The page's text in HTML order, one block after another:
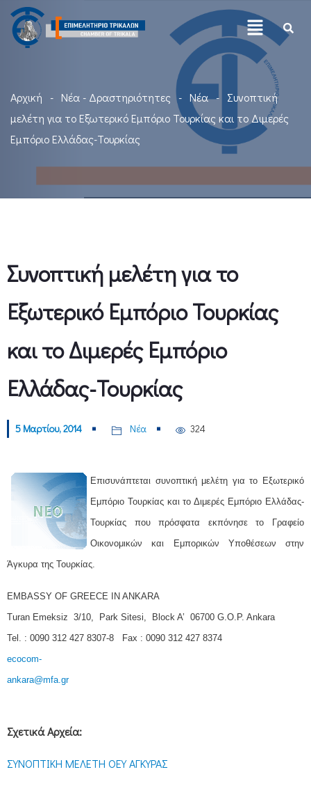
Αρχική Νέα - Δραστηριότητες Νέα
Συνοπτική
μελέτη για το Εξωτερικό Εμπόριο Τουρκίας και το Διμερές
Εμπόριο Ελλάδας-Τουρκίας
Συνοπτική μελέτη για το
Εξωτερικό Εμπόριο Τουρκίας
και το Διμερές Εμπόριο
Ελλάδας-Τουρκίας
5 Μαρτίου, 2014 Νέα 324
Επισυνάπτεται συνοπτική μελέτη για το Εξωτερικό
Εμπόριο Τουρκίας και το Διμερές Εμπόριο Ελλάδας-
Τουρκίας που πρόσφατα εκπόνησε το Γραφείο
Οικονομικών και Εμπορικών Υποθέσεων στην
Άγκυρα της Τουρκίας.
EMBASSY OF GREECE IN ANKARA
Turan Emeksiz 3/10, Park Sitesi, Block A’ 06700 G.O.P. Ankara
Tel. : 0090 312 427 8307-8 Fax : 0090 312 427 8374
ecocom-
ankara@mfa.gr
Σχετικά Αρχεία:
ΣΥΝΟΠΤΙΚΗ ΜΕΛΕΤΗ ΟΕΥ ΑΓΚΥΡΑΣ